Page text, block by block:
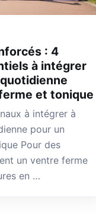
: 4
à intégrer
et tonique
à intégrer à
pour un
Pour des
un ventre ferme
en …